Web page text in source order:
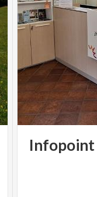
Infopoint